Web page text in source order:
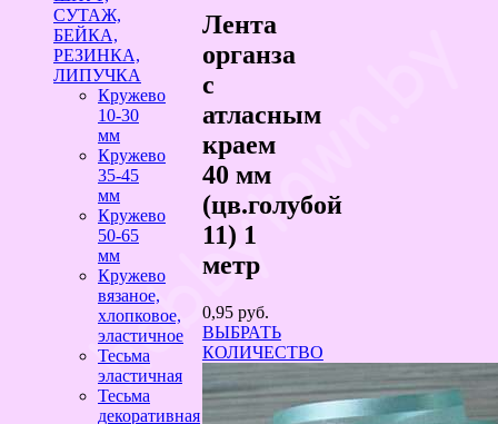
Лента
органза
с
атласным
краем
40 мм
(цв.голубой
11) 1
метр
0,95 руб.
ВЫБРАТЬ
КОЛИЧЕСТВО
СУТАЖ,
БЕЙКА,
РЕЗИНКА,
ЛИПУЧКА
Кружево
10-30
мм
Кружево
35-45
мм
Кружево
50-65
мм
Кружево
вязаное,
хлопковое,
эластичное
Тесьма
эластичная
Тесьма
декоративная